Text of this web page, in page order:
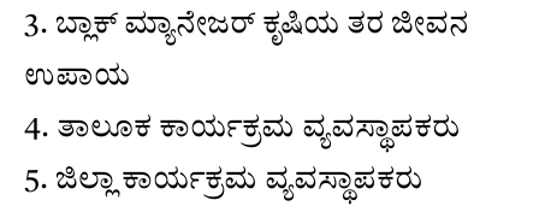
3. ಬ್ಲಾಕ್ ಮ್ಯಾನೇಜರ್ ಕೃಷಿಯ ತರ ಜೀವನ
ಉಪಾಯ
4. ತಾಲೂಕ ಕಾರ್ಯಕ್ರಮ ವ್ಯವಸ್ಥಾಪಕರು
5. ಜಿಲ್ಲಾ ಕಾರ್ಯಕ್ರಮ ವ್ಯವಸ್ಥಾಪಕರು